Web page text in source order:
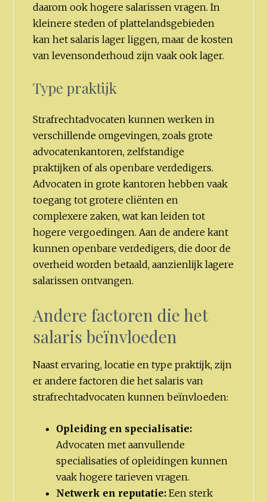
daarom ook hogere salarissen vragen. In
kleinere steden of plattelandsgebieden
kan het salaris lager liggen, maar de kosten
van levensonderhoud zijn vaak ook lager.
Type praktijk
Strafrechtadvocaten kunnen werken in
verschillende omgevingen, zoals grote
advocatenkantoren, zelfstandige
praktijken of als openbare verdedigers.
Advocaten in grote kantoren hebben vaak
toegang tot grotere cliënten en
complexere zaken, wat kan leiden tot
hogere vergoedingen. Aan de andere kant
kunnen openbare verdedigers, die door de
overheid worden betaald, aanzienlijk lagere
salarissen ontvangen.
Andere factoren die het
salaris beïnvloeden
Naast ervaring, locatie en type praktijk, zijn
er andere factoren die het salaris van
strafrechtadvocaten kunnen beïnvloeden:
Opleiding en specialisatie:
Advocaten met aanvullende
specialisaties of opleidingen kunnen
vaak hogere tarieven vragen.
Netwerk en reputatie:Een sterk